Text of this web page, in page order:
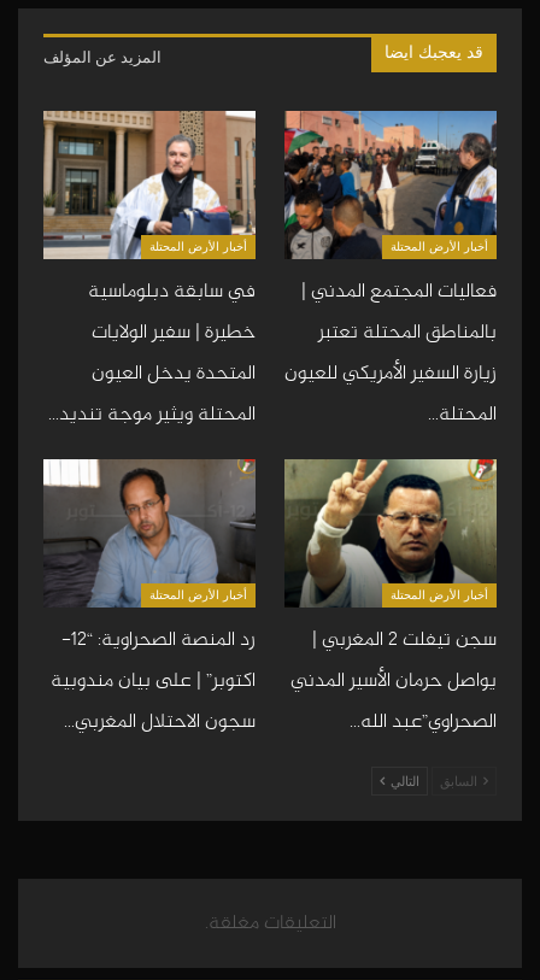
قد يعجبك ايضا المزيد عن المؤلف
أخبار الأرض المحتلة
فعاليات المجتمع المدني |
بالمناطق المحتلة تعتبر
زيارة السفير الأمريكي للعيون
المحتلة…
أخبار الأرض المحتلة
في سابقة دبلوماسية
خطيرة | سفير الولايات
المتحدة يدخل العيون
المحتلة ويثير موجة تنديد…
أخبار الأرض المحتلة
سجن تيفلت 2 المغربي |
يواصل حرمان الأسير المدني
الصحراوي”عبد الله…
أخبار الأرض المحتلة
رد المنصة الصحراوية: “12-
اكتوبر” | على بيان مندوبية
سجون الاحتلال المغربي…
السابق التالي
التعليقات مغلقة.